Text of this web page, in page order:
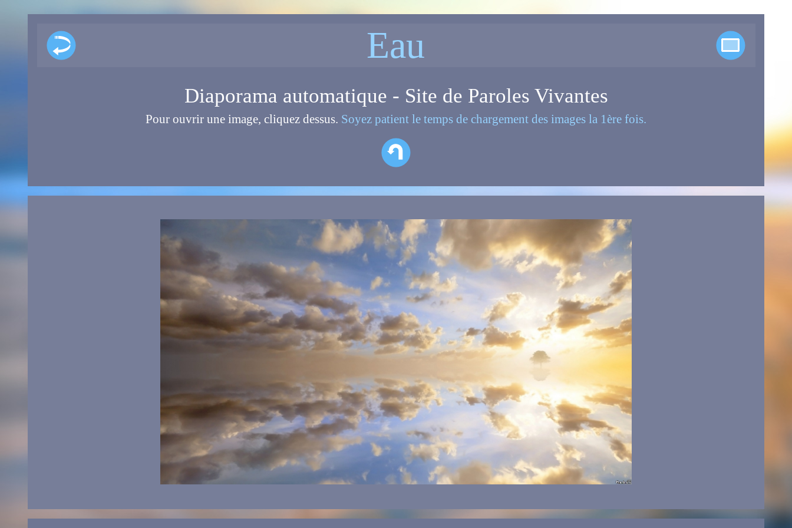
Eau
Diaporama automatique - Site de Paroles Vivantes
Pour ouvrir une image, cliquez dessus. Soyez patient le temps de chargement des images la 1ère fois.